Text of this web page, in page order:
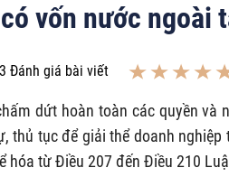
vốn nước ngoài
Đánh giá bài viết
dứt hoàn toàn các quyền và
tục để giải thể doanh nghiệp
hóa từ Điều 207 đến Điều 210